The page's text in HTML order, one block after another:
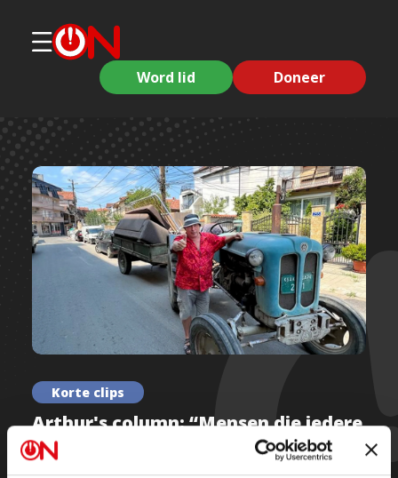
Word lid Doneer
Korte clips
Arthur's column: “Mensen die iedere
avond TV kijken, worden langzaam
maar zeker gek”